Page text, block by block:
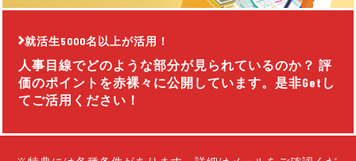
就活生5000名以上が活用！
人事目線でどのような部分が見られているのか？ 評
価のポイントを赤裸々に公開しています。是非Getし
てご活用ください！